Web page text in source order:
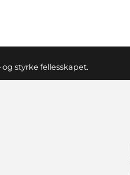
styrke fellesskapet.